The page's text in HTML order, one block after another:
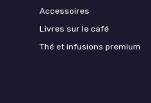
Accessoires
Livres sur le café
Thé et infusions premium